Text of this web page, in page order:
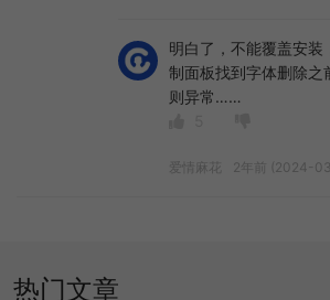
明白了，不能覆盖安装
制面板找到字体删除之
则异常……
爱情麻花 2年前 (2024-
热门文章